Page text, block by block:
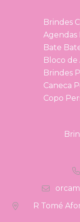
Brindes
Agendas
Bate
Bloco de
Brindes
Caneca
Copo
R Tomé